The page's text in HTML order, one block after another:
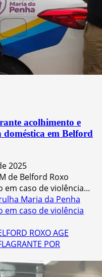
acolhimento e
doméstica em Belford
2025
de Belford Roxo
caso de violência...
Maria da Penha
caso de violência
ROXO AGE
POR